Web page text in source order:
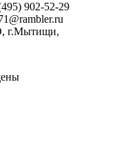
902-52-29
г.Мытищи,